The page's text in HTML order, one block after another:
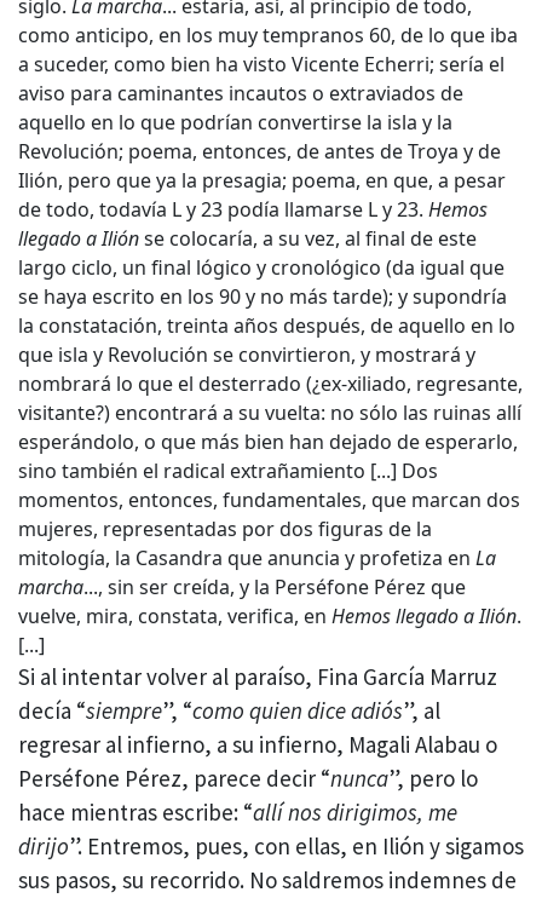
siglo. La marcha... estaría, así, al principio de todo,
como anticipo, en los muy tempranos 60, de lo que iba
a suceder, como bien ha visto Vicente Echerri; sería el
aviso para caminantes incautos o extraviados de
aquello en lo que podrían convertirse la isla y la
Revolución; poema, entonces, de antes de Troya y de
Ilión, pero que ya la presagia; poema, en que, a pesar
de todo, todavía L y 23 podía llamarse L y 23. Hemos
llegado a Iliónse colocaría, a su vez, al final de este
largo ciclo, un final lógico y cronológico (da igual que
se haya escrito en los 90 y no más tarde); y supondría
la constatación, treinta años después, de aquello en lo
que isla y Revolución se convirtieron, y mostrará y
nombrará lo que el desterrado (¿ex-xiliado, regresante,
visitante?) encontrará a su vuelta: no sólo las ruinas allí
esperándolo, o que más bien han dejado de esperarlo,
sino también el radical extrañamiento [...] Dos
momentos, entonces, fundamentales, que marcan dos
mujeres, representadas por dos figuras de la
mitología, la Casandra que anuncia y profetiza en La
marcha..., sin ser creída, y la Perséfone Pérez que
vuelve, mira, constata, verifica, en Hemos llegado a Ilión.
[...]
Si al intentar volver al paraíso, Fina García Marruz
decía “siempre”, “como quien dice adiós”, al
regresar al infierno, a su infierno, Magali Alabau o
Perséfone Pérez, parece decir “nunca”, pero lo
hace mientras escribe: “allí nos dirigimos, me
dirijo”. Entremos, pues, con ellas, en Ilión y sigamos
sus pasos, su recorrido. No saldremos indemnes de